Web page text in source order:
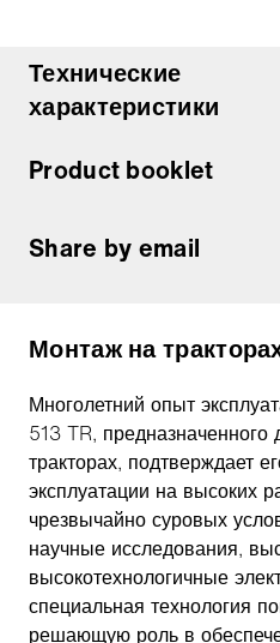
Технические
характеристики
Product booklet
Share by email
Монтаж на
Многолетний опыт
513 TR,
тракторах, подтверждает
эксплуатации на высоких
чрезвычайно суровых
научные исследования,
высокотехнологичные
специальная технология
решающую роль в